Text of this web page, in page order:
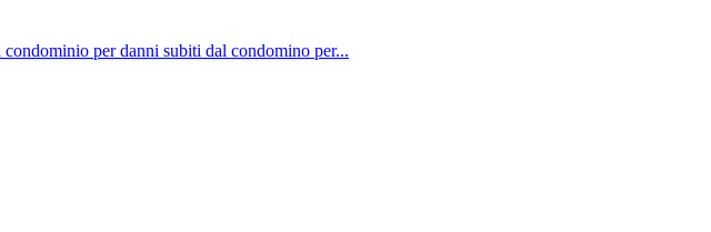
per danni subiti dal condomino per...